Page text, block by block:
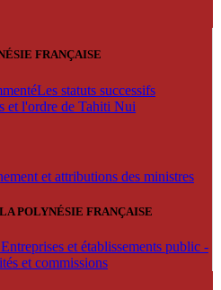
FRANÇAISE
Les statuts successifs
et l'ordre de Tahiti Nui
et attributions des ministres
POLYNÉSIE FRANÇAISE
et établissements public -
et commissions